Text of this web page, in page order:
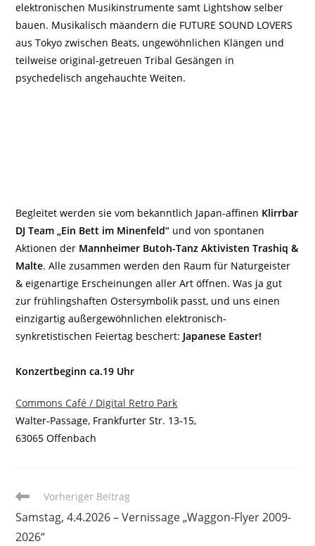
elektronischen Musikinstrumente samt Lightshow selber
bauen. Musikalisch mäandern die FUTURE SOUND LOVERS
aus Tokyo zwischen Beats, ungewöhnlichen Klängen und
teilweise original-getreuen Tribal Gesängen in
psychedelisch angehauchte Weiten.
Begleitet werden sie vom bekanntlich Japan-affinen Klirrbar
DJ Team „Ein Bett im Minenfeld“ und von spontanen
Aktionen der Mannheimer Butoh-Tanz Aktivisten Trashiq &
Malte. Alle zusammen werden den Raum für Naturgeister
& eigenartige Erscheinungen aller Art öffnen. Was ja gut
zur frühlingshaften Ostersymbolik passt, und uns einen
einzigartig außergewöhnlichen elektronisch-
synkretistischen Feiertag beschert: Japanese Easter!
Konzertbeginn ca.19 Uhr
Commons Café / Digital Retro Park
Walter-Passage, Frankfurter Str. 13-15,
63065 Offenbach
Weitere
ansehen
Vorheriger Beitrag
Samstag, 4.4.2026 – Vernissage „Waggon-Flyer 2009-
2026“